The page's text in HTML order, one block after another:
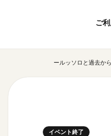
ご
ボランティア・
京都芸術センターの歩み
ルッソロと過去からの未
イベント終了